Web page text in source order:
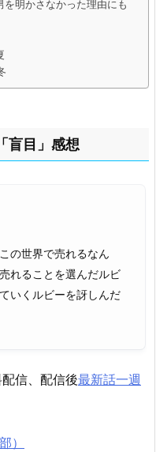
を明かさなかった理由にも
盲目」感想
の世界で売れるなん
れることを選んだルビ
いくルビーを訝しんだ
信、配信後最新話一週
）